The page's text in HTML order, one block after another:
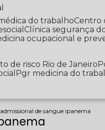
médica do trabalho
Clínica segurança
ocupacional e
de risco Rio de Janeiro
Pgr medicina do
de sangue ipanema